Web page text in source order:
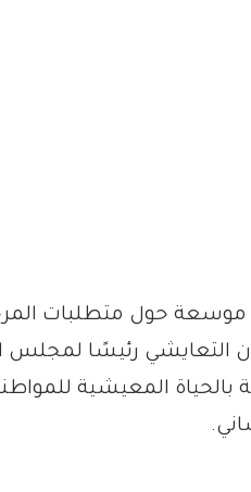
حول متطلبات
رئيسًا لمجلس
بالحياة المعيشية